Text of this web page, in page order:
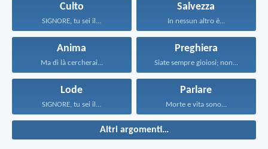
Culto
SIGNORE, tu sei il...
Salvezza
In nessun altro è...
Anima
Ma di là cercherai...
Preghiera
Siate sempre gioiosi; non...
Lode
SIGNORE, tu sei il...
Parlare
Morte e vita sono...
Altri argomenti…